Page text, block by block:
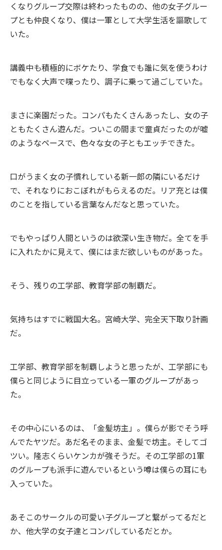
くなりグループ交際は終わったものの、他の女子グルー
プとも仲良くなり、僕は一軍として大学生活を謳歌して
いた。
講義中も積極的にボケたり、学食でも誰に気を使うわけ
でもなく大声で喋ったり、調子に乗って過ごしていた。
まさに楽園だった。コンパもたくさんあったし、女の子
ともたくさん遊んだ。ついこの間まで童貞だったのが嘘
のようなペースで、色々な女の子ともエッチできた。
口がうまく女の子慣れしている新一郎の隣にいるだけ
で、それなりにおこぼれがもらえるのだ。リア充とは僕
のことを指している言葉なんだなと思っていた。
でもやっぱり人間というのは欲深い生き物だ。全てを手
に入れたかに見えて、僕にはまだ欲しいものがあった。
そう、残りの工学部、教育学部の制覇だ。
気持ちはすでに戦国大名。宮崎大学、完全天下取り計画
だ。
工学部、教育学部を制覇しようと思ったが、工学部にも
僕らと同じように目立っている一軍のグループがあっ
た。
その中心にいるのは、「金髪坊主」。僕らが影でそう呼
んでたヤツだ。あだ名そのまま、金髪で坊主。そしてゴ
ツい。隆志くらいケンカが強そうだ。その工学部の1軍
のグループも派手に遊んでいるという噂は僕らの耳にも
入っていた。
あそこのサークルの可愛い子グループと繋がってるだと
か、他大学の女子達とコンパしているだとか。